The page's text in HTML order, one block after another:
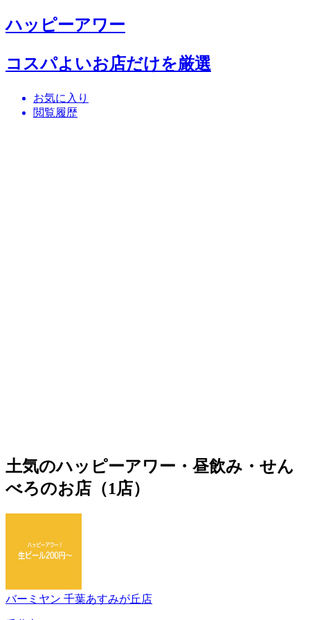
ハッピーアワー
コスパよいお店だけを厳選
お気に入り
閲覧履歴
土気のハッピーアワー・昼飲み・せん
べろのお店（1店）
バーミヤン 千葉あすみが丘店